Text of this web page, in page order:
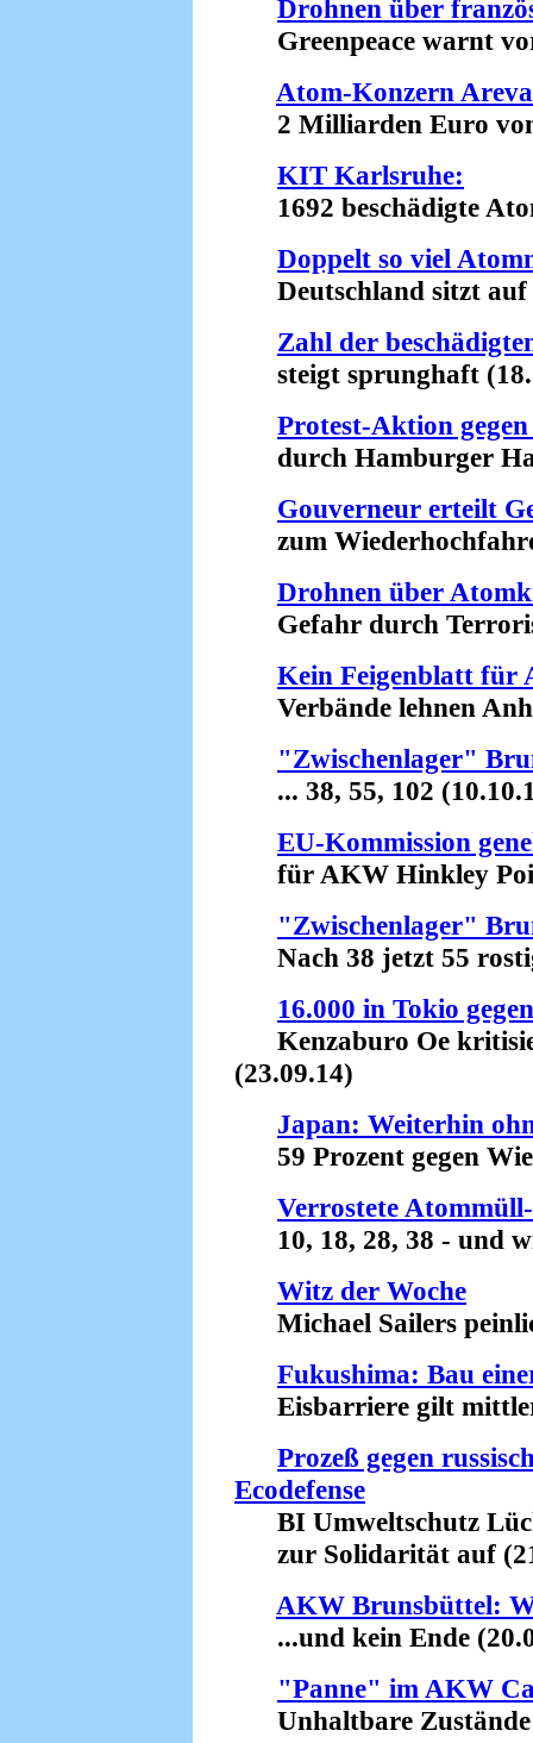
Drohnen über
Greenpeace warnt
Atom-Konzern
2 Milliarden Euro von
KIT Karlsruhe:
1692 beschädigte
Doppelt so viel
Deutschland sitzt auf
Zahl der
steigt sprunghaft
Protest-Aktion
durch Hamburger
Gouverneur erteilt
zum
Drohnen über
Gefahr durch
Kein Feigenblatt für
Verbände lehnen
"Zwischenlager"
... 38, 55, 102
EU-Kommission
für AKW Hinkley
"Zwischenlager"
Nach 38 jetzt 55
16.000 in Tokio
Kenzaburo Oe
(23.09.14)
Japan: Weiterhin
59 Prozent gegen
Verrostete
10, 18, 28, 38 - und
Witz der Woche
Michael Sailers
Fukushima: Bau
Eisbarriere gilt
Prozeß gegen
Ecodefense
BI Umweltschutz
zur Solidarität auf
AKW Brunsbüttel:
...und kein Ende
"Panne" im AKW
Unhaltbare Zustände